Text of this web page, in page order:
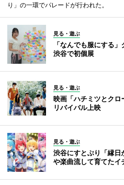
り」の一環でパレードが行われた。
見る・遊ぶ
「なんでも服にする
渋谷で初個展
見る・遊ぶ
映画「ハチミツとクロ
リバイバル上映
見る・遊ぶ
渋谷にすとぷり「縁
や楽曲流して育てたイ